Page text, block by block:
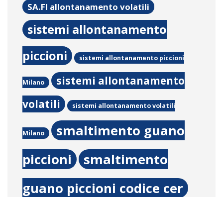
SA.FI allontanamento volatili
sistemi allontanamento
piccioni
sistemi allontanamento piccioni
Milano
sistemi allontanamento
volatili
sistemi allontanamento volatili
Milano
smaltimento guano
piccioni
smaltimento
guano piccioni codice cer